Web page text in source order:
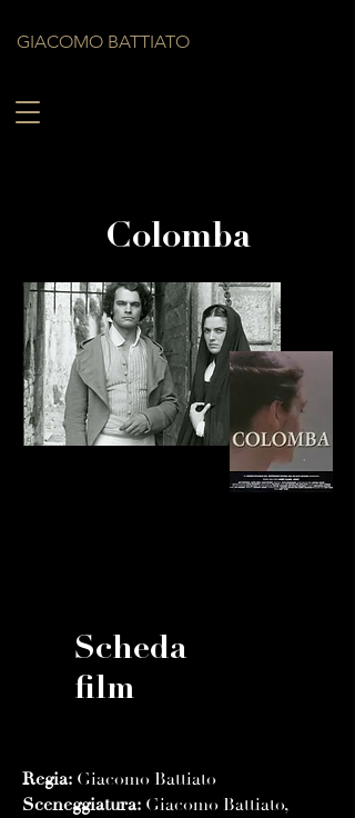
GIACOMO BATTIATO
Colomba
Scheda
film
Regia: Giacomo Battiato
Sceneggiatura: Giacomo Battiato,